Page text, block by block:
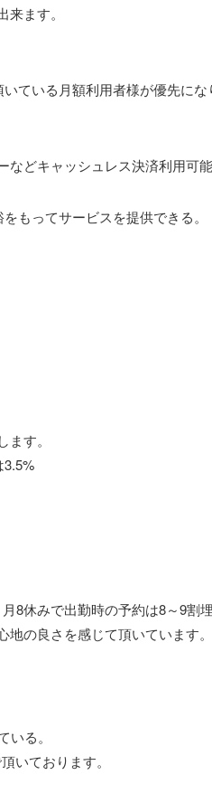
ます。
ている月額利用者様が優先にな
どキャッシュレス決済利用可能
もってサービスを提供できる。
す。
3.5%
8休みで出勤時の予約は8～9割
の良さを感じて頂いています。
る。
いております。